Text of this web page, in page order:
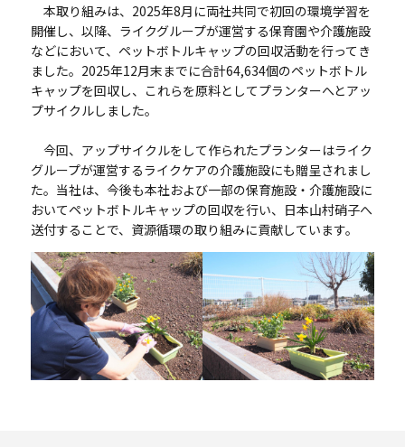
本取り組みは、2025年8月に両社共同で初回の環境学習を
開催し、以降、ライクグループが運営する保育園や介護施設
などにおいて、ペットボトルキャップの回収活動を行ってき
ました。2025年12月末までに合計64,634個のペットボトル
キャップを回収し、これらを原料としてプランターへとアッ
プサイクルしました。
今回、アップサイクルをして作られたプランターはライク
グループが運営するライクケアの介護施設にも贈呈されまし
た。当社は、今後も本社および一部の保育施設・介護施設に
おいてペットボトルキャップの回収を行い、日本山村硝子へ
送付することで、資源循環の取り組みに貢献しています。